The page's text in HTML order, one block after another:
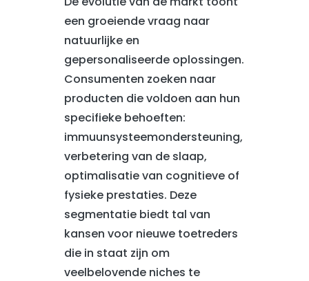
een groeiende vraag naar
natuurlijke en
gepersonaliseerde oplossingen.
Consumenten zoeken naar
producten die voldoen aan hun
specifieke behoeften:
immuunsysteemondersteuning,
verbetering van de slaap,
optimalisatie van cognitieve of
fysieke prestaties. Deze
segmentatie biedt tal van
kansen voor nieuwe toetreders
die in staat zijn om
veelbelovende niches te